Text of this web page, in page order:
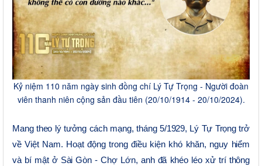
Kỷ niệm 110 năm ngày sinh đồng chí Lý Tự Trọng - Người đoàn
viên thanh niên cộng sản đầu tiên (20/10/1914 - 20/10/2024).
Mang theo lý tưởng cách mạng, tháng 5/1929, Lý Tự Trọng trở
về Việt Nam. Hoạt động trong điều kiện khó khăn, nguy hiểm
và bí mật ở Sài Gòn- Chợ Lớn, anh đã khéo léo xử trí thông